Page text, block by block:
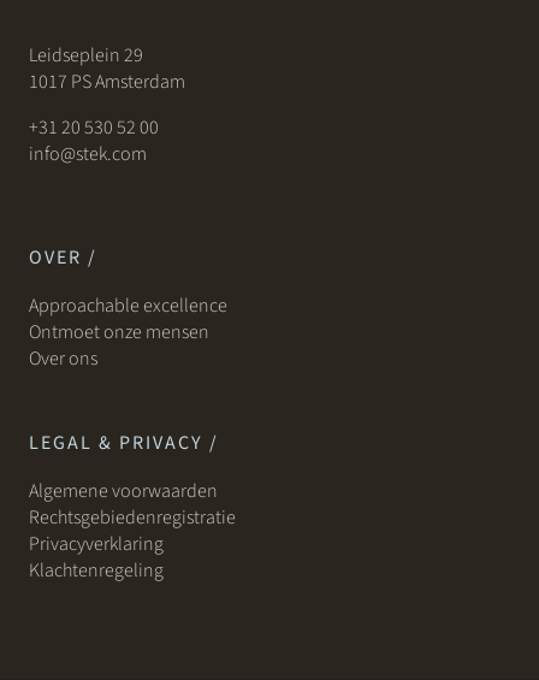
Leidseplein 29
1017 PS Amsterdam
+31 20 530 52 00
info@stek.com
OVER /
Approachable excellence
Ontmoet onze mensen
Over ons
LEGAL & PRIVACY /
Algemene voorwaarden
Rechtsgebiedenregistratie
Privacyverklaring
Klachtenregeling